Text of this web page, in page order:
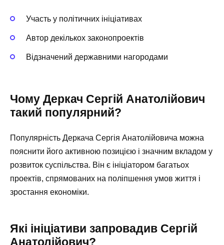
Участь у політичних ініціативах
Автор декількох законопроектів
Відзначений державними нагородами
Чому Деркач Сергій Анатолійович
такий популярний?
Популярність Деркача Сергія Анатолійовича можна
пояснити його активною позицією і значним вкладом у
розвиток суспільства. Він є ініціатором багатьох
проектів, спрямованих на поліпшення умов життя і
зростання економіки.
Які ініціативи запровадив Сергій
Анатолійович?